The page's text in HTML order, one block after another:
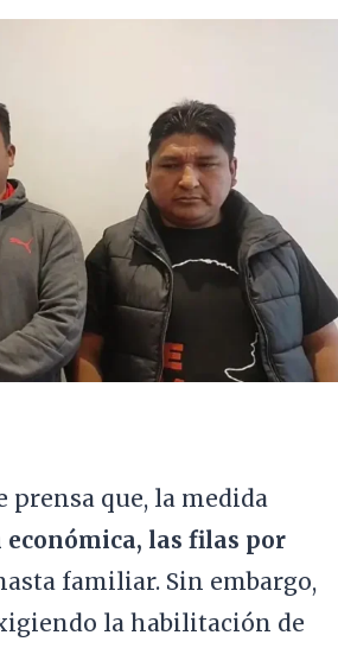
que, la medida
las filas por
familiar. Sin embargo,
la habilitación de